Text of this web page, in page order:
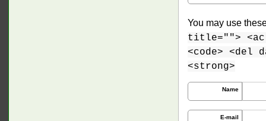
You may use
title="">
<code> <del
<strong>
Name
E-mail